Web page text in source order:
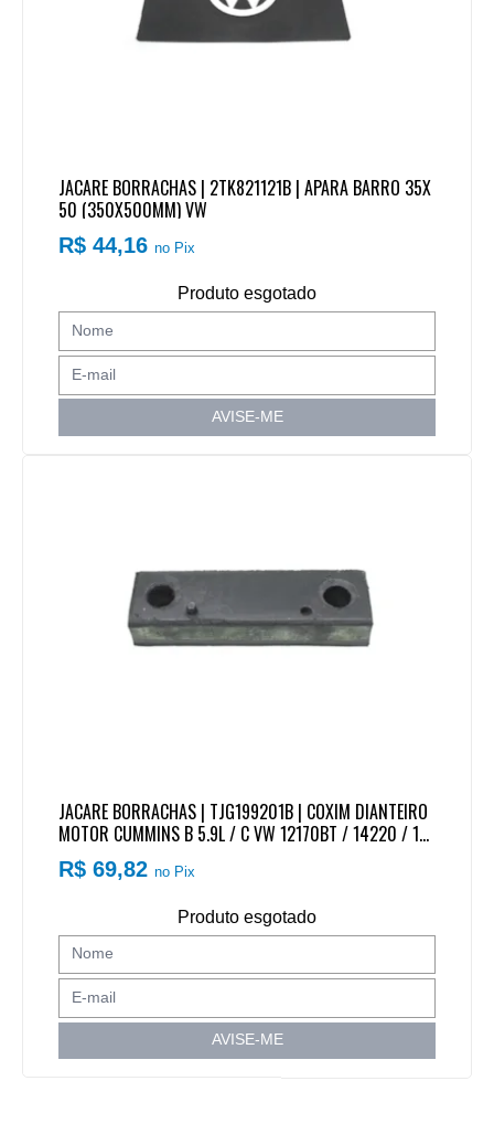
JACARE BORRACHAS | 2TK821121B | APARA BARRO 35X
50 (350X500MM) VW
R$ 44,16no Pix
Produto esgotado
AVISE-ME
JACARE BORRACHAS | TJG199201B | COXIM DIANTEIRO
MOTOR CUMMINS B 5.9L / C VW 12170BT / 14220 / 161
70 / 16220 / 24220 / 35300 / BUS 16180CO / 16210C
O /
R$ 69,82no Pix
Produto esgotado
AVISE-ME